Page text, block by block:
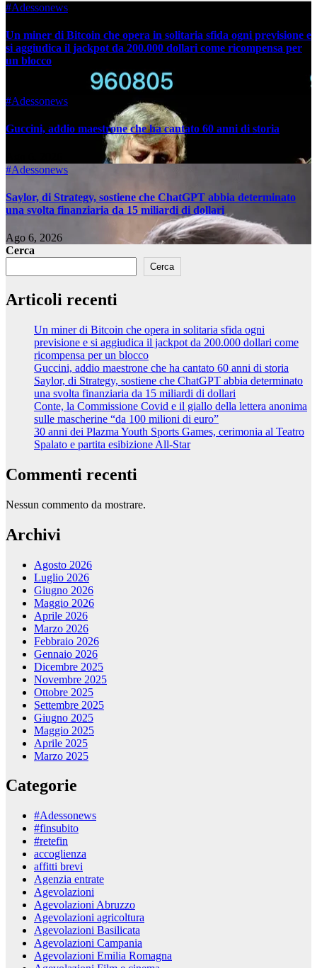
#Adessonews
Un miner di Bitcoin che opera in solitaria sfida ogni previsione e
si aggiudica il jackpot da 200.000 dollari come ricompensa per
un blocco
#Adessonews
Guccini, addio maestrone che ha cantato 60 anni di storia
#Adessonews
Saylor, di Strategy, sostiene che ChatGPT abbia determinato
una svolta finanziaria da 15 miliardi di dollari
Ago 6, 2026
Cerca
Cerca
Articoli recenti
Un miner di Bitcoin che opera in solitaria sfida ogni
previsione e si aggiudica il jackpot da 200.000 dollari come
ricompensa per un blocco
Guccini, addio maestrone che ha cantato 60 anni di storia
Saylor, di Strategy, sostiene che ChatGPT abbia determinato
una svolta finanziaria da 15 miliardi di dollari
Conte, la Commissione Covid e il giallo della lettera anonima
sulle mascherine “da 100 milioni di euro”
30 anni dei Plazma Youth Sports Games, cerimonia al Teatro
Spalato e partita esibizione All-Star
Commenti recenti
Nessun commento da mostrare.
Archivi
Agosto 2026
Luglio 2026
Giugno 2026
Maggio 2026
Aprile 2026
Marzo 2026
Febbraio 2026
Gennaio 2026
Dicembre 2025
Novembre 2025
Ottobre 2025
Settembre 2025
Giugno 2025
Maggio 2025
Aprile 2025
Marzo 2025
Categorie
#Adessonews
#finsubito
#retefin
accoglienza
affitti brevi
Agenzia entrate
Agevolazioni
Agevolazioni Abruzzo
Agevolazioni agricoltura
Agevolazioni Basilicata
Agevolazioni Campania
Agevolazioni Emilia Romagna